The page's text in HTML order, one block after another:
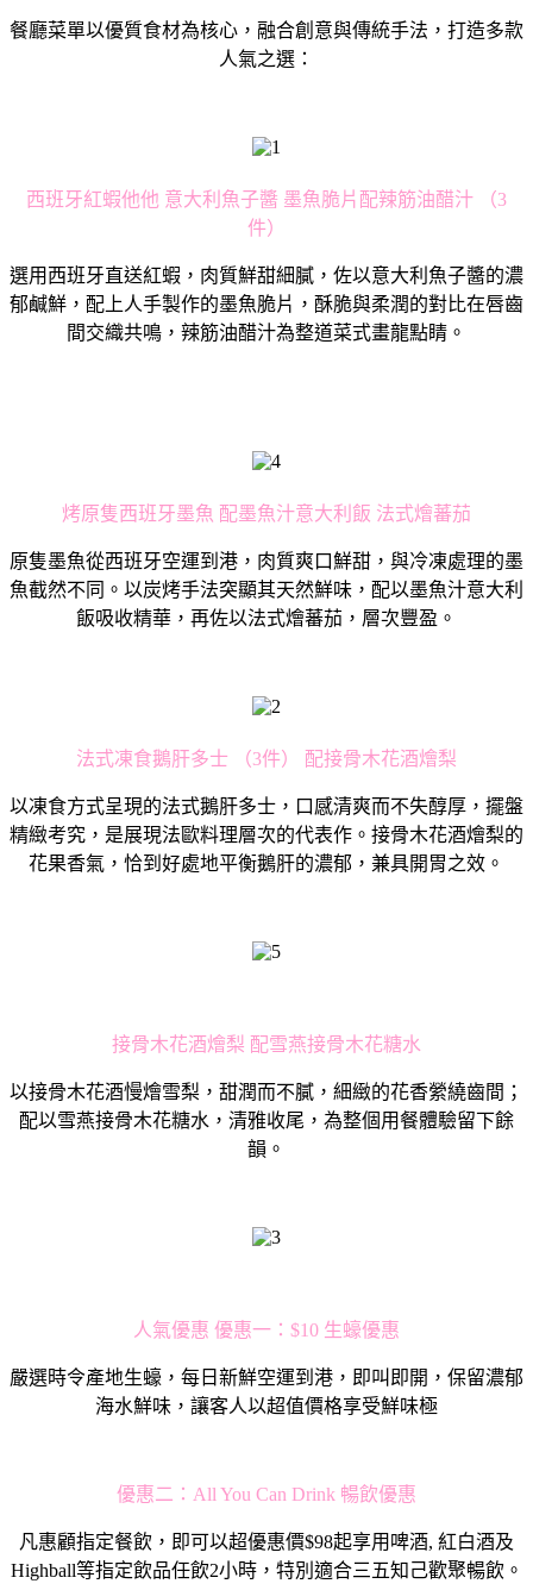
餐廳菜單以優質食材為核⼼，融合創意與傳統⼿法，打造多款
⼈氣之選：
⻄班牙紅蝦他他 意⼤利⿂⼦醬 墨⿂脆片配辣筋油醋汁 （3
件）
選⽤⻄班牙直送紅蝦，⾁質鮮甜細膩，佐以意⼤利⿂⼦醬的濃
郁鹹鮮，配上⼈⼿製作的墨⿂脆片，酥脆與柔潤的對比在唇齒
間交織共鳴，辣筋油醋汁為整道菜式畫龍點睛。
烤原隻⻄班牙墨⿂ 配墨⿂汁意⼤利飯 法式燴蕃茄
原隻墨⿂從⻄班牙空運到港，⾁質爽⼝鮮甜，與冷凍處理的墨
⿂截然不同。以炭烤⼿法突顯其天然鮮味，配以墨⿂汁意⼤利
飯吸收精華，再佐以法式燴蕃茄，層次豐盈。
法式凍食鵝肝多⼠ （3件） 配接骨⽊花酒燴梨
以凍食⽅式呈現的法式鵝肝多⼠，⼝感清爽⽽不失醇厚，擺盤
精緻考究，是展現法歐料理層次的代表作。接骨⽊花酒燴梨的
花果香氣，恰到好處地平衡鵝肝的濃郁，兼具開胃之效。
接骨⽊花酒燴梨 配雪燕接骨⽊花糖⽔
以接骨⽊花酒慢燴雪梨，甜潤⽽不膩，細緻的花香縈繞齒間；
配以雪燕接骨⽊花糖⽔，清雅收尾，為整個⽤餐體驗留下餘
韻。
⼈氣優惠 優惠⼀：$10 ⽣蠔優惠
嚴選時令產地⽣蠔，每⽇新鮮空運到港，即叫即開，保留濃郁
海⽔鮮味，讓客⼈以超值價格享受鮮味極
優惠⼆：All You Can Drink 暢飲優惠
凡惠顧指定餐飲，即可以超優惠價$98起享⽤啤酒, 紅⽩酒及
Highball等指定飲品任飲2⼩時，特別適合三五知⼰歡聚暢飲。